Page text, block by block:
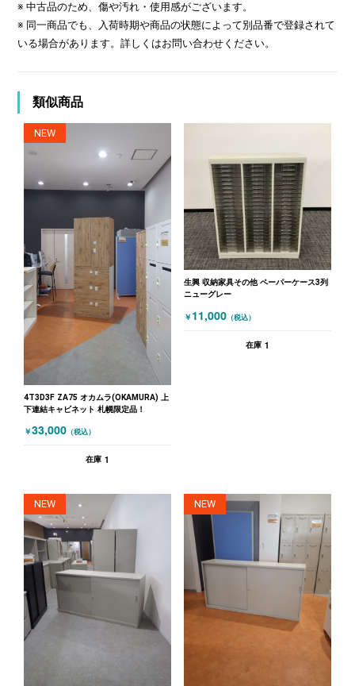
※ 中古品のため、傷や汚れ・使用感がございます。
※ 同一商品でも、入荷時期や商品の状態によって別品番で登録されて
いる場合があります。詳しくはお問い合わせください。
類似商品
NEW
4T3D3F ZA75 オカムラ(OKAMURA) 上
下連結キャビネット 札幌限定品！
￥33,000 （税込）
在庫 1
生興 収納家具その他 ペーパーケース3列
ニューグレー
￥ 11,000 （税込）
在庫 1
NEW NEW